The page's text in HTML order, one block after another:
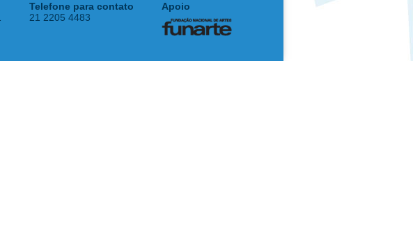
Telefone para contato
21 2205 4483
Apoio